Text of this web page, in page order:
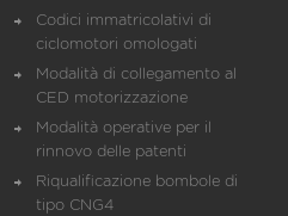
Codici immatricolativi di
ciclomotori omologati
Modalità di collegamento al
CED motorizzazione
Modalità operative per il
rinnovo delle patenti
Riqualificazione bombole di
tipo CNG4